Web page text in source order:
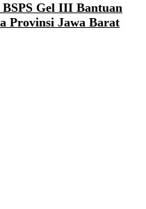
Gel III Bantuan
Provinsi Jawa Barat